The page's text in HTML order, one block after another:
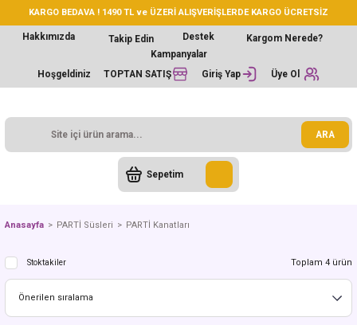
KARGO BEDAVA ! 1490 TL ve ÜZERİ ALIŞVERİŞLERDE KARGO ÜCRETSİZ
Hakkımızda Takip Edin Destek
Kargom Nerede?
Kampanyalar
Hoşgeldiniz
TOPTAN SATIŞ Giriş Yap Üye Ol
ARA
Sepetim
Anasayfa PARTİ Süsleri PARTİ Kanatları
Stoktakiler Toplam 4 ürün